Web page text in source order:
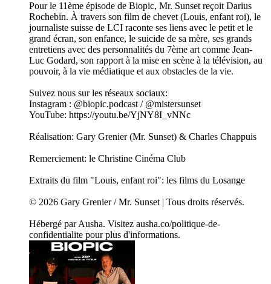
Pour le 11ème épisode de Biopic, Mr. Sunset reçoit Darius
Rochebin. À travers son film de chevet (Louis, enfant roi), le
journaliste suisse de LCI raconte ses liens avec le petit et le
grand écran, son enfance, le suicide de sa mère, ses grands
entretiens avec des personnalités du 7ème art comme Jean-
Luc Godard, son rapport à la mise en scène à la télévision, au
pouvoir, à la vie médiatique et aux obstacles de la vie.
Suivez nous sur les réseaux sociaux:
Instagram : @biopic.podcast / @mistersunset
YouTube: https://youtu.be/YjNY8I_vNNc
Réalisation: Gary Grenier (Mr. Sunset) & Charles Chappuis
Remerciement: le Christine Cinéma Club
Extraits du film "Louis, enfant roi": les films du Losange
© 2026 Gary Grenier / Mr. Sunset | Tous droits réservés.
Hébergé par Ausha. Visitez ausha.co/politique-de-
confidentialite pour plus d'informations.